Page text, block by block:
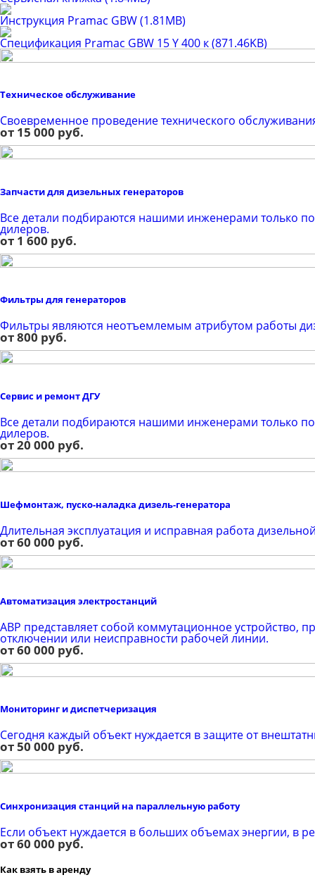
Инструкция Pramac GBW(1.81MB)
Спецификация Pramac GBW 15 Y 400 к(871.46KB)
Техническое обслуживание
Своевременное проведение технического
от 15 000 руб.
Запчасти для дизельных генераторов
Все детали подбираются нашими инженерами только
дилеров.
от 1 600 руб.
Фильтры для генераторов
Фильтры являются неотъемлемым атрибутом работы
от 800 руб.
Сервис и ремонт ДГУ
Все детали подбираются нашими инженерами только
дилеров.
от 20 000 руб.
Шефмонтаж, пуско-наладка дизель-генератора
Длительная эксплуатация и исправная работа
от 60 000 руб.
Автоматизация электростанций
AВР представляет собой коммутационное
отключении или неисправности рабочей линии.
от 60 000 руб.
Мониторинг и диспетчеризация
Сегодня каждый объект нуждается в защите от
от 50 000 руб.
Синхронизация станций на параллельную работу
Если объект нуждается в больших объемах энергии, в
от 60 000 руб.
Как взять в аренду